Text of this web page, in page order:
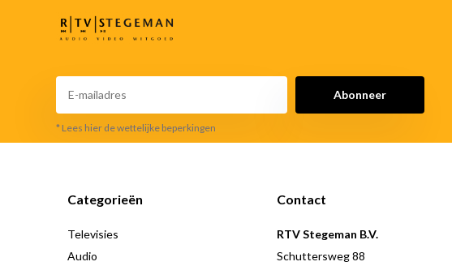
Abonneer
* Lees hier de wettelijke beperkingen
Categorieën
Televisies
Audio
Contact
RTV Stegeman B.V.
Schuttersweg 88